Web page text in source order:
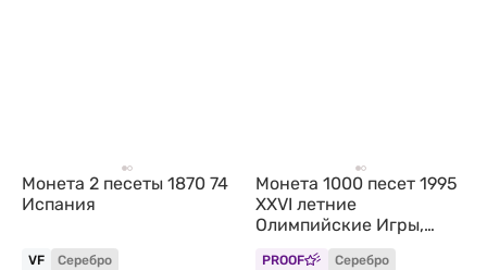
Монета 2 песеты 1870 74
Испания
VF Серебро
Монета 1000 песет 1995
XXVI летние
Олимпийские Игры,
Атланта 1996 Испания
PROOF Серебро